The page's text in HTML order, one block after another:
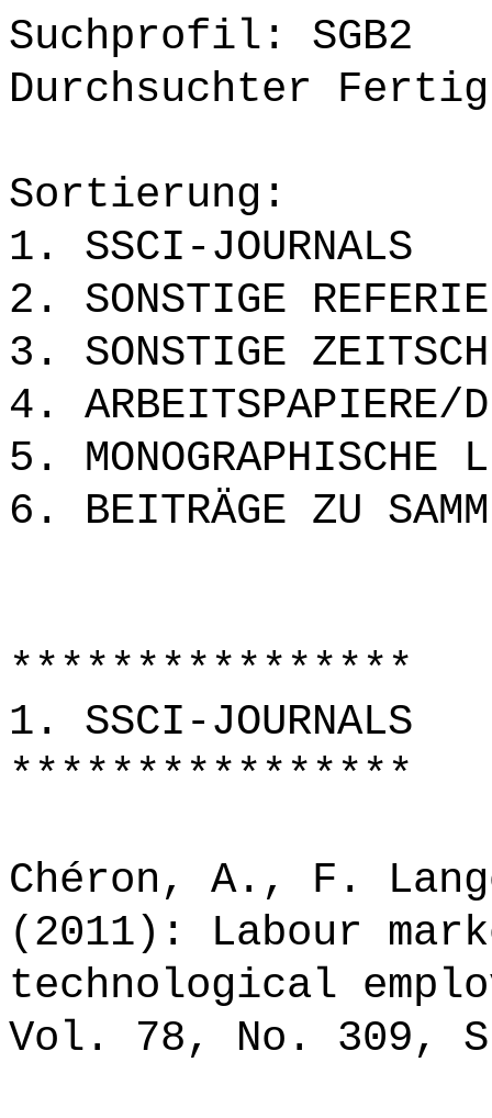
Suchprofil: SGB2
Durchsuchter
Sortierung:
1. SSCI-JOURNALS
2. SONSTIGE
3. SONSTIGE
4. ARBEITSPAPIERE/
5. MONOGRAPHISCHE
6. BEITRÄGE ZU
****************
1. SSCI-JOURNALS
****************
Chéron, A., F.
(2011): Labour
technological
Vol. 78, No. 309,